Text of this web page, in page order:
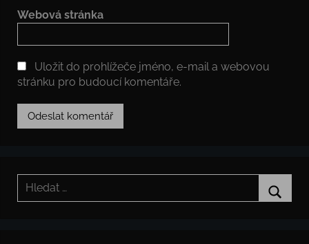
Webová stránka
Uložit do prohlížeče jméno, e-mail a webovou
stránku pro budoucí komentáře.
Hledat: